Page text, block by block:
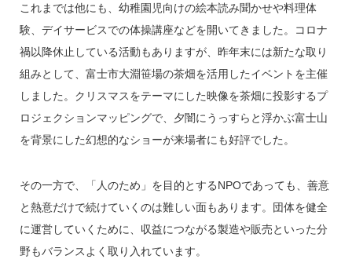
これまでは他にも、幼稚園児向けの絵本読み聞かせや料理体
験、デイサービスでの体操講座などを開いてきました。コロナ
禍以降休止している活動もありますが、昨年末には新たな取り
組みとして、富士市大淵笹場の茶畑を活用したイベントを主催
しました。クリスマスをテーマにした映像を茶畑に投影するプ
ロジェクションマッピングで、夕闇にうっすらと浮かぶ富士山
を背景にした幻想的なショーが来場者にも好評でした。
その一方で、「人のため」を目的とするNPOであっても、善意
と熱意だけで続けていくのは難しい面もあります。団体を健全
に運営していくために、収益につながる製造や販売といった分
野もバランスよく取り入れています。